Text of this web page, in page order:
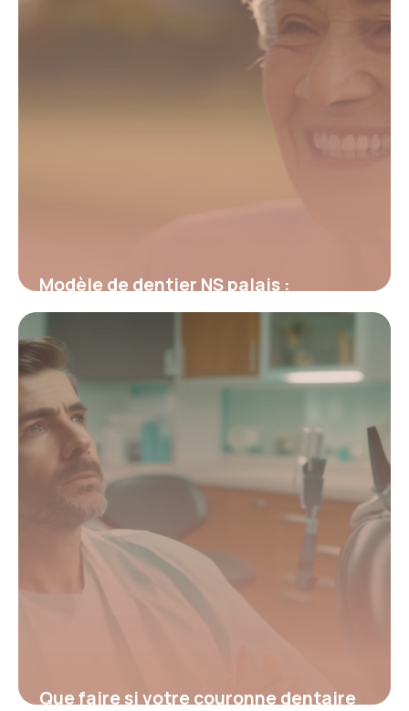
Modèle de dentier NS palais :
Fonctionnement et avantages clés
26 février 2026
Que faire si votre couronne dentaire